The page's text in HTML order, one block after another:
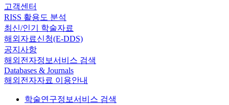
고객센터
RISS 활용도 분석
최신/인기 학술자료
해외자료신청(E-DDS)
공지사항
해외전자정보서비스 검색
Databases & Journals
해외전자자료 이용안내
학술연구정보서비스 검색